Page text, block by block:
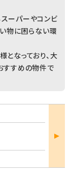
ーパーやコンビ
い物に困らない環
なっており、大
すすめの物件で
部屋
詳細